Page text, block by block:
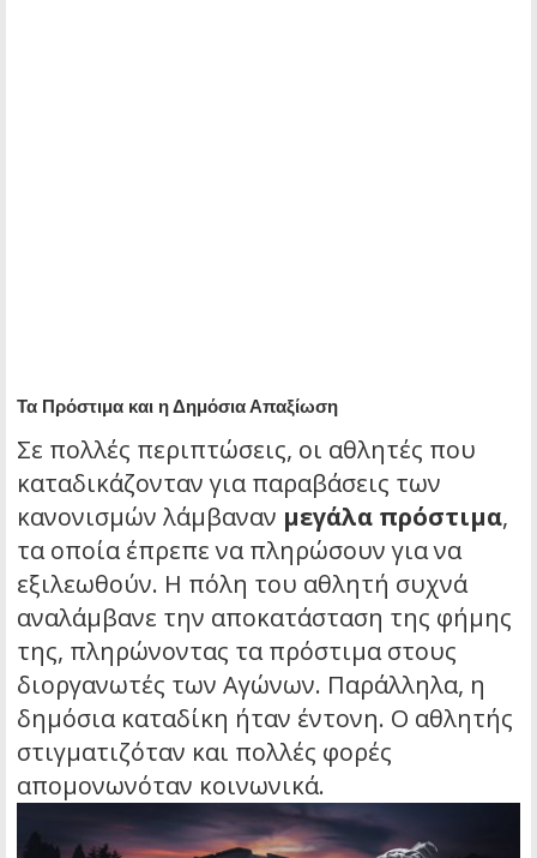
Τα Πρόστιμα και η Δημόσια Απαξίωση
Σε πολλές περιπτώσεις, οι αθλητές που
καταδικάζονταν για παραβάσεις των
κανονισμών λάμβαναν μεγάλα πρόστιμα,
τα οποία έπρεπε να πληρώσουν για να
εξιλεωθούν. Η πόλη του αθλητή συχνά
αναλάμβανε την αποκατάσταση της φήμης
της, πληρώνοντας τα πρόστιμα στους
διοργανωτές των Αγώνων. Παράλληλα, η
δημόσια καταδίκη ήταν έντονη. Ο αθλητής
στιγματιζόταν και πολλές φορές
απομονωνόταν κοινωνικά.